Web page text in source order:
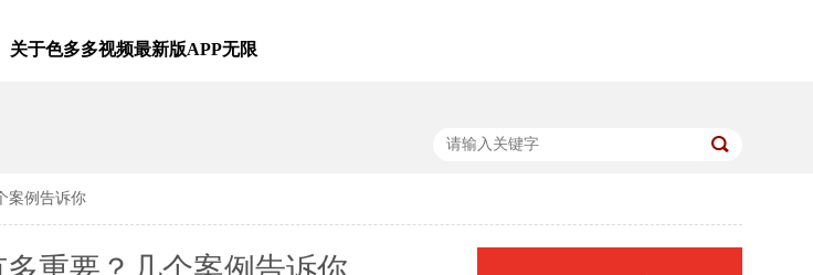
关于色多多视频最新版APP无限
案例告诉你